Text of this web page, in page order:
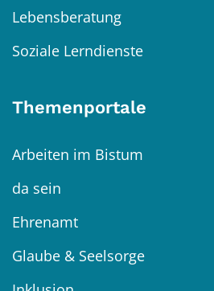
Lebensberatung
Soziale Lerndienste
Themenportale
Arbeiten im Bistum
da sein
Ehrenamt
Glaube & Seelsorge